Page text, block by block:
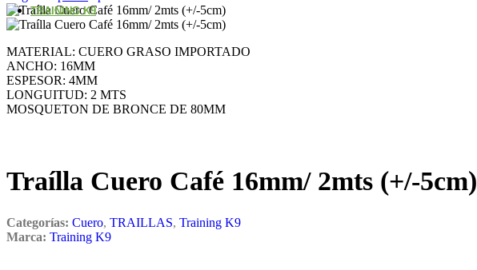
TRAINING K9
MATERIAL: CUERO GRASO IMPORTADO
ANCHO: 16MM
ESPESOR: 4MM
LONGUITUD: 2 MTS
MOSQUETON DE BRONCE DE 80MM
Traílla Cuero Café 16mm/ 2mts (+/-5cm)
Categorías: Cuero, TRAILLAS, Training K9
Marca: Training K9